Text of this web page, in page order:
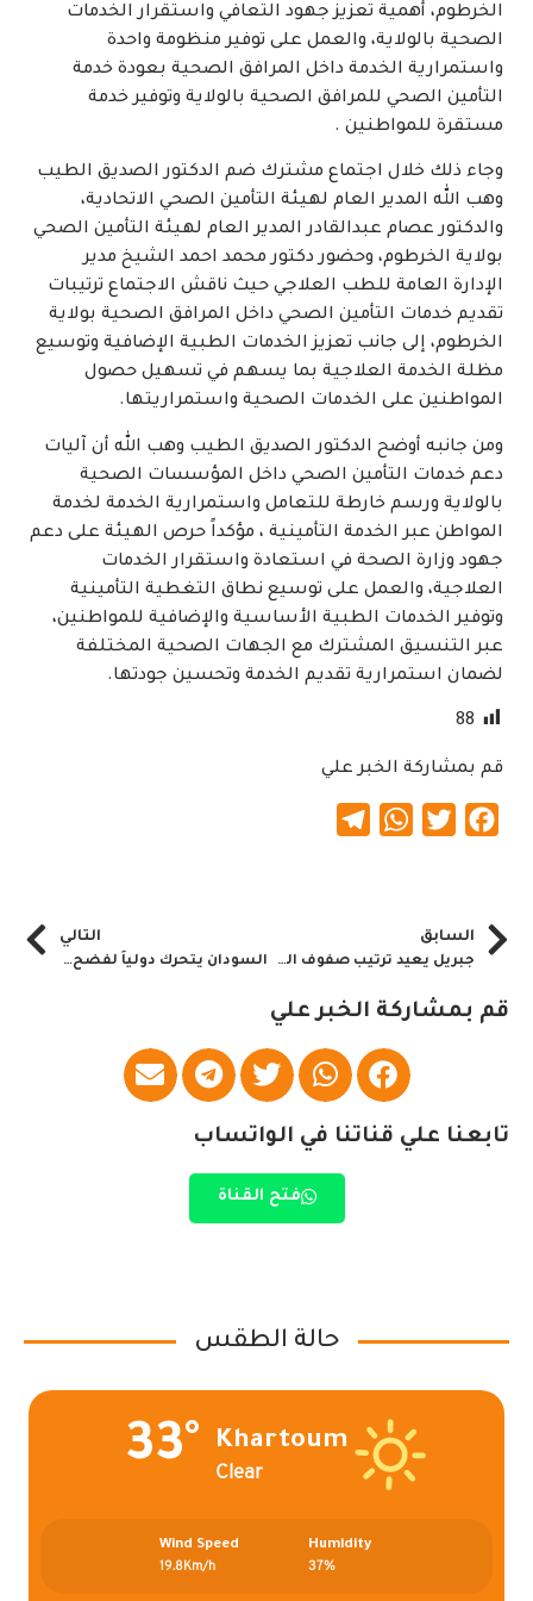
الخرطوم، أهمية تعزيز جهود التعافي واستقرار الخدمات
الصحية بالولاية، والعمل على توفير منظومة واحدة
واستمرارية الخدمة داخل المرافق الصحية بعودة خدمة
التأمين الصحي للمرافق الصحية بالولاية وتوفير خدمة
مستقرة للمواطنين .
وجاء ذلك خلال اجتماع مشترك ضم الدكتور الصديق الطيب
وهب الله المدير العام لهيئة التأمين الصحي الاتحادية،
والدكتور عصام عبدالقادر المدير العام لهيئة التأمين الصحي
بولاية الخرطوم، وحضور دكتور محمد احمد الشيخ مدير
الإدارة العامة للطب العلاجي حيث ناقش الاجتماع ترتيبات
تقديم خدمات التأمين الصحي داخل المرافق الصحية بولاية
الخرطوم، إلى جانب تعزيز الخدمات الطبية الإضافية وتوسيع
مظلة الخدمة العلاجية بما يسهم في تسهيل حصول
المواطنين على الخدمات الصحية واستمراريتها.
ومن جانبه أوضح الدكتور الصديق الطيب وهب الله أن آليات
دعم خدمات التأمين الصحي داخل المؤسسات الصحية
بالولاية ورسم خارطة للتعامل واستمرارية الخدمة لخدمة
المواطن عبر الخدمة التأمينية ، مؤكداً حرص الهيئة على دعم
جهود وزارة الصحة في استعادة واستقرار الخدمات
العلاجية، والعمل على توسيع نطاق التغطية التأمينية
وتوفير الخدمات الطبية الأساسية والإضافية للمواطنين،
عبر التنسيق المشترك مع الجهات الصحية المختلفة
لضمان استمرارية تقديم الخدمة وتحسين جودتها.
88
قم بمشاركة الخبر علي
Facebook
Twitter
WhatsApp
السابق
جبريل يعيد ترتيب صفوف الحركة بالخارج
التالي
السودان يتحرك دولياً لفضح العداء الإثيوبي
قم بمشاركة الخبر علي
تابعنا علي قناتنا في الواتساب
فتح القناة
حالة الطقس
Khartoum
Clear
33°
Humidity
37%
Wind Speed
19.8Km/h